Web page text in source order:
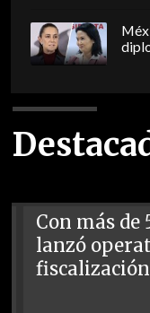
Con más de
lanzó